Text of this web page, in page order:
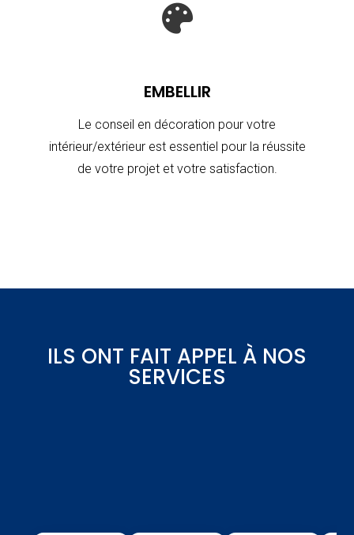

EMBELLIR
Le conseil en décoration pour votre
intérieur/extérieur est essentiel pour la réussite
de votre projet et votre satisfaction.
ILS ONT FAIT APPEL À NOS
SERVICES